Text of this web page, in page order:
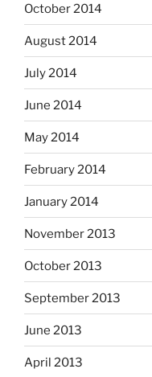
October 2014
August 2014
July 2014
June 2014
May 2014
February 2014
January 2014
November 2013
October 2013
September 2013
June 2013
April 2013